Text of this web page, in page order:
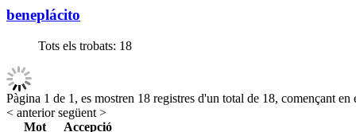
beneplácito
Tots els trobats: 18
Pàgina 1 de 1, es mostren 18 registres d'un total de 18, començant en
< anteriorsegüent >
Mot
Accepció